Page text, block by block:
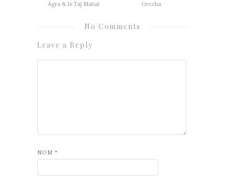
Agra & le Taj Mahal Orccha
No Comments
Leave a Reply
NOM *